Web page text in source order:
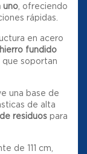
uno , ofreciendo
rápidas
en acero
fundido
que soportan
una base de
de alta
residuos para
de 111 cm,